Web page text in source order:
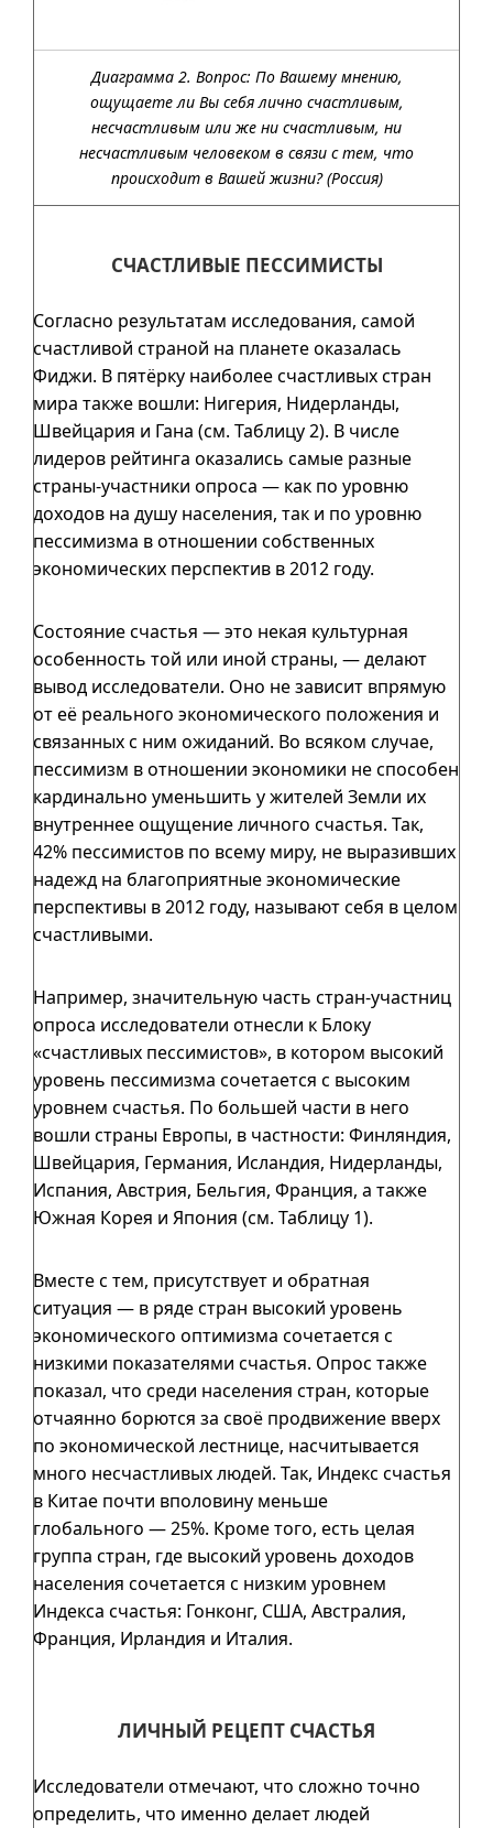
Диаграмма 2. Вопрос: По Вашему мнению,
ощущаете ли Вы себя лично счастливым,
несчастливым или же ни счастливым, ни
несчастливым человеком в связи с тем, что
происходит в Вашей жизни? (Россия)
СЧАСТЛИВЫЕ ПЕССИМИСТЫ
Согласно результатам исследования, самой
счастливой страной на планете оказалась
Фиджи. В пятёрку наиболее счастливых стран
мира также вошли: Нигерия, Нидерланды,
Швейцария и Гана (см. Таблицу 2). В числе
лидеров рейтинга оказались самые разные
страны-участники опроса — как по уровню
доходов на душу населения, так и по уровню
пессимизма в отношении собственных
экономических перспектив в 2012 году.
Состояние счастья — это некая культурная
особенность той или иной страны, — делают
вывод исследователи. Оно не зависит впрямую
от её реального экономического положения и
связанных с ним ожиданий. Во всяком случае,
пессимизм в отношении экономики не способен
кардинально уменьшить у жителей Земли их
внутреннее ощущение личного счастья. Так,
42% пессимистов по всему миру, не выразивших
надежд на благоприятные экономические
перспективы в 2012 году, называют себя в целом
счастливыми.
Например, значительную часть стран-участниц
опроса исследователи отнесли к Блоку
«счастливых пессимистов», в котором высокий
уровень пессимизма сочетается с высоким
уровнем счастья. По большей части в него
вошли страны Европы, в частности: Финляндия,
Швейцария, Германия, Исландия, Нидерланды,
Испания, Австрия, Бельгия, Франция, а также
Южная Корея и Япония (см. Таблицу 1).
Вместе с тем, присутствует и обратная
ситуация — в ряде стран высокий уровень
экономического оптимизма сочетается с
низкими показателями счастья. Опрос также
показал, что среди населения стран, которые
отчаянно борются за своё продвижение вверх
по экономической лестнице, насчитывается
много несчастливых людей. Так, Индекс счастья
в Китае почти вполовину меньше
глобального — 25%. Кроме того, есть целая
группа стран, где высокий уровень доходов
населения сочетается с низким уровнем
Индекса счастья: Гонконг, США, Австралия,
Франция, Ирландия и Италия.
ЛИЧНЫЙ РЕЦЕПТ СЧАСТЬЯ
Исследователи отмечают, что сложно точно
определить, что именно делает людей